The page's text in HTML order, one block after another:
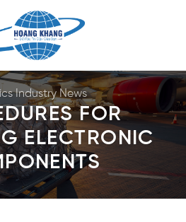
Industry News
FOR
ELECTRONIC